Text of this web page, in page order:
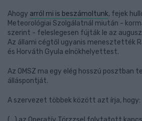
Ahogy arról mi is beszámoltunk, fejek
Meteorológiai Szolgálatnál miután -
szerint - feleslegesen fújták le az
Az állami cégtől ugyanis menesztették
és Horváth Gyula elnökhelyettest.
Az OMSZ ma egy elég hosszú posztban
álláspontját.
A szervezet többek között azt írja, hogy: